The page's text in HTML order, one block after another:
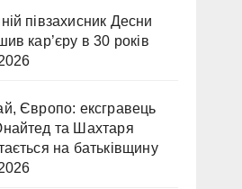
півзахисник Десни
кар’єру в 30 років
Європо: ексгравець
та Шахтаря
на батьківщину